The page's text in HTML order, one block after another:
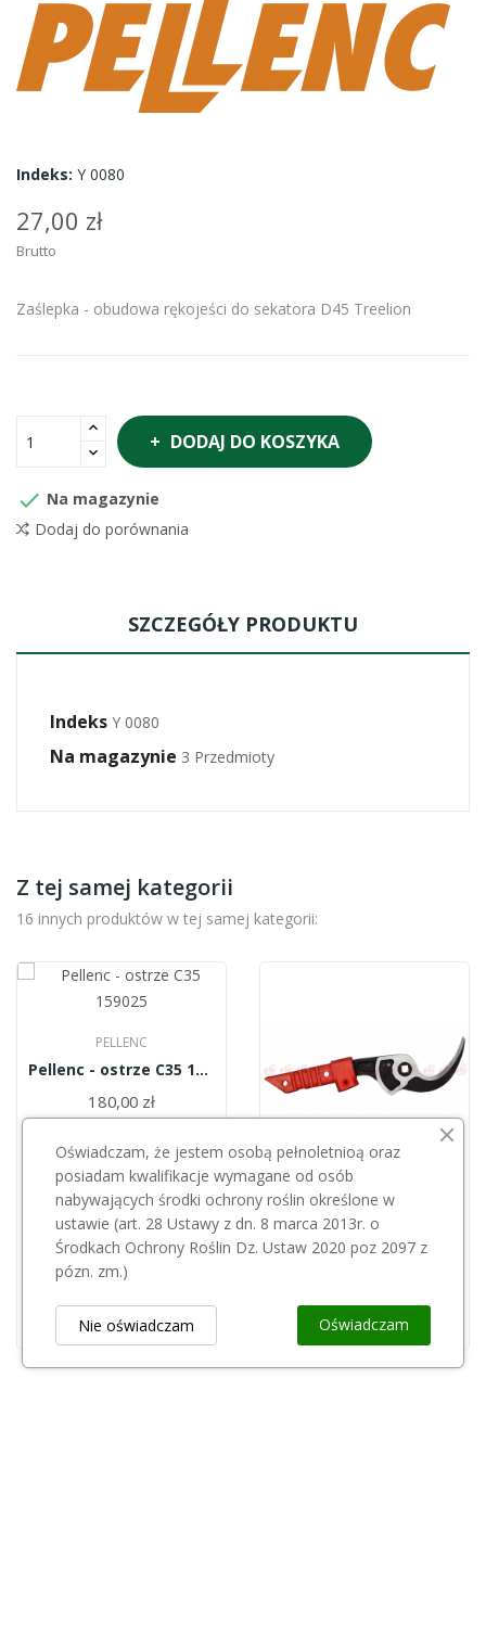
Indeks: Y 0080
27,00 zł
Brutto
Zaślepka - obudowa rękojeści do sekatora D45 Treelion
DODAJ DO KOSZYKA
 Na magazynie
Dodaj do porównania
SZCZEGÓŁY PRODUKTU
Indeks Y 0080
Na magazynie 3 Przedmioty
Z tej samej kategorii
16 innych produktów w tej samej kategorii:
PELLENC
Pellenc - ostrze C35 159025
180,00 zł
Przepraszamy, ten produkt
jest niedostępny.
ALTUNA
95,01 zł
Oświadczam, że jestem osobą pełnoletnioą oraz
posiadam kwalifikacje wymagane od osób
nabywających środki ochrony roślin określone w
ustawie (art. 28 Ustawy z dn. 8 marca 2013r. o
Środkach Ochrony Roślin Dz. Ustaw 2020 poz 2097 z
pózn. zm.)
Oświadczam
Nie oświadczam